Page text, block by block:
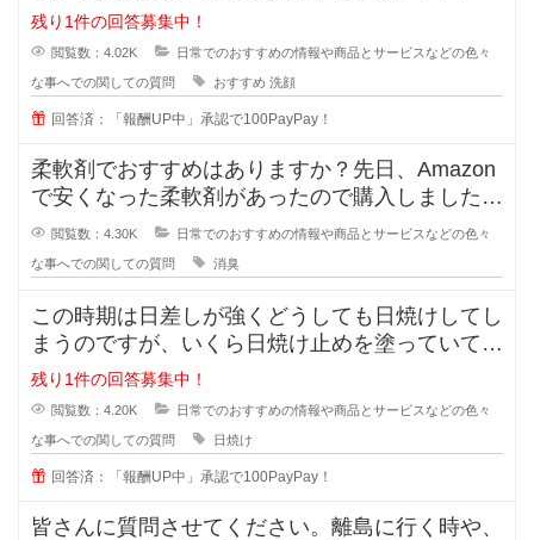
ーションが残りやすいです。
残り1件の回答募集中！
閲覧数：4.02K 日常でのおすすめの情報や商品とサービスなどの色々
な事へでの関しての質問 おすすめ 洗顔
回答済：「報酬UP中」承認で100PayPay！
柔軟剤でおすすめはありますか？先日、Amazon
で安くなった柔軟剤があったので購入しました
が、苦手な匂いでした。
閲覧数：4.30K 日常でのおすすめの情報や商品とサービスなどの色々
な事へでの関しての質問 消臭
この時期は日差しが強くどうしても日焼けしてし
まうのですが、いくら日焼け止めを塗っていても
半袖のあとはできてしまいます。
残り1件の回答募集中！
閲覧数：4.20K 日常でのおすすめの情報や商品とサービスなどの色々
な事へでの関しての質問 日焼け
回答済：「報酬UP中」承認で100PayPay！
皆さんに質問させてください。離島に行く時や、